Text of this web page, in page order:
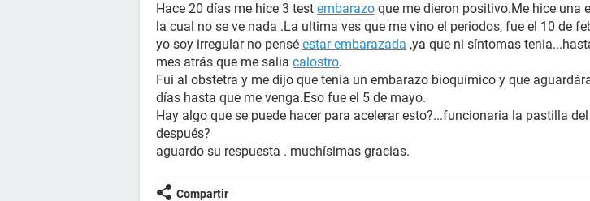
Hace 20 días me hice 3 test embarazo que me dieron positivo.Me hice una
la cual no se ve nada .La ultima ves que me vino el periodos, fue el 10 de
yo soy irregular no pensé estar embarazada ,ya que ni síntomas
mes atrás que me salia calostro.
Fui al obstetra y me dijo que tenia un embarazo bioquímico y que
días hasta que me venga.Eso fue el 5 de mayo.
Hay algo que se puede hacer para acelerar esto?...funcionaria la pastilla
después?
aguardo su respuesta . muchísimas gracias.
Compartir